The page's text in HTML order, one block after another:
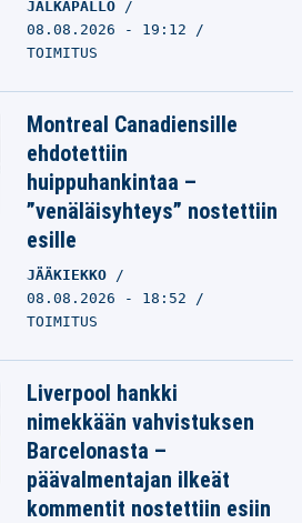
JALKAPALLO
08.08.2026 - 19:12
TOIMITUS
Montreal Canadiensille
ehdotettiin
huippuhankintaa –
”venäläisyhteys” nostettiin
esille
JÄÄKIEKKO
08.08.2026 - 18:52
TOIMITUS
Liverpool hankki
nimekkään vahvistuksen
Barcelonasta –
päävalmentajan ilkeät
kommentit nostettiin esiin